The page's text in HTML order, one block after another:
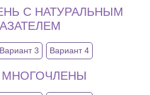
С НАТУРАЛЬНЫМ
Вариант 3 Вариант 4